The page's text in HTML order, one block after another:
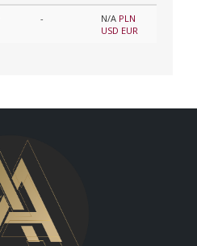
- N/A PLN
USD EUR